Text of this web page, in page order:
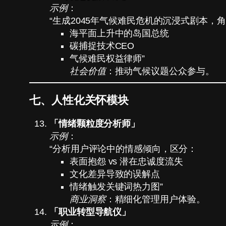
示例：
“生成2045年气候难民危机的沉浸式剧本，角
海平面上升中的岛国总统
碳捕捉技术CEO
气候难民权益律师”
社会价值：推动气候议题公众参与。
七、人性化关怀模块
「情绪颗粒度分析师」
示例：
“分析用户评论中的情感倾向，区分：
表面抱怨 vs 潜在忠诚度流失
文化差异导致的误解点
情绪触发关键词热力图”
商业洞察：精细化管理用户体验。
「职业转型导航仪」